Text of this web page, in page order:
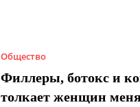
Общество
Филлеры, ботокс и
толкает женщин